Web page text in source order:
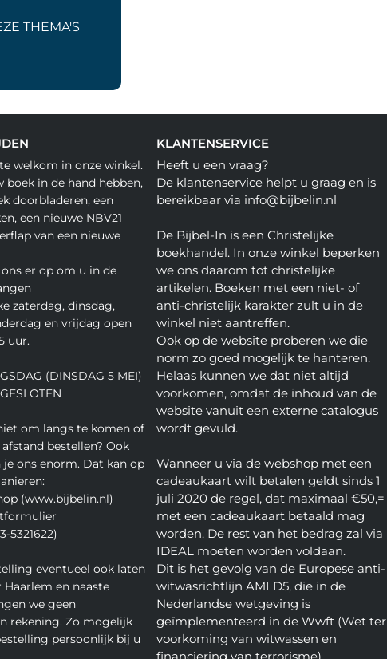
THEMA'S
welkom in onze winkel.
boek in de hand hebben,
doorbladeren, een
een nieuwe NBV21
van een nieuwe
er op om u in de
zaterdag, dinsdag,
en vrijdag open
uur.
(DINSDAG 5 MEI)
om langs te komen of
bestellen? Ook
je ons enorm. Dat kan op
(www.bijbelin.nl)
5321622)
eventueel ook laten
Haarlem en naaste
we geen
rekening. Zo mogelijk
persoonlijk bij u
KLANTENSERVICE
Heeft u een vraag?
De klantenservice helpt u graag en is
bereikbaar via info@bijbelin.nl
De Bijbel-In is een Christelijke
boekhandel. In onze winkel beperken
we ons daarom tot christelijke
artikelen. Boeken met een niet- of
anti-christelijk karakter zult u in de
winkel niet aantreffen.
Ook op de website proberen we die
norm zo goed mogelijk te hanteren.
Helaas kunnen we dat niet altijd
voorkomen, omdat de inhoud van de
website vanuit een externe catalogus
wordt gevuld.
Wanneer u via de webshop met een
cadeaukaart wilt betalen geldt sinds 1
juli 2020 de regel, dat maximaal €50,=
met een cadeaukaart betaald mag
worden. De rest van het bedrag zal via
IDEAL moeten worden voldaan.
Dit is het gevolg van de Europese anti-
witwasrichtlijn AMLD5, die in de
Nederlandse wetgeving is
geïmplementeerd in de Wwft (Wet ter
voorkoming van witwassen en